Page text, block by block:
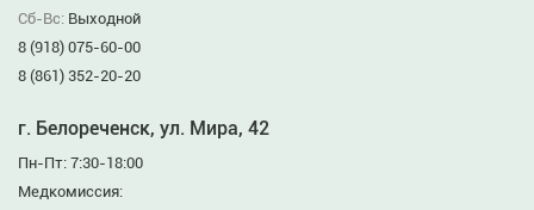
Сб-Вс: Выходной
8 (918) 075-60-00
8 (861) 352-20-20
г. Белореченск, ул. Мира, 42
Пн-Пт: 7:30-18:00
Медкомиссия: